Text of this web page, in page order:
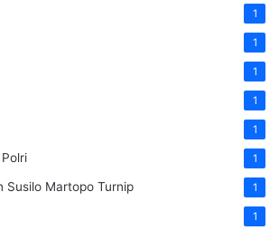
1
1
1
1
1
1
Susilo Martopo Turnip 1
1